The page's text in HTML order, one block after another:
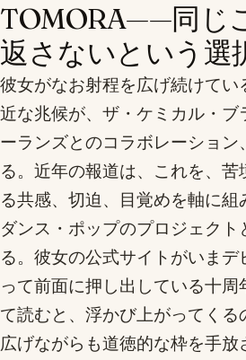
TOMORA——同じ
返さないという選
彼女がなお射程を広げ続けてい
近な兆候が、ザ・ケミカル・ブ
ーランズとのコラボレーショ
る。近年の報道は、これを、
る共感、切迫、目覚めを軸に
ダンス・ポップのプロジェク
る。彼女の公式サイトがいまデ
って前面に押し出している十
て読むと、浮かび上がってくる
広げながらも道徳的な枠を手放